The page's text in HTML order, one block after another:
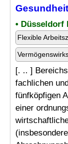
• Düsseldorf
Flexible
[. .. ]
fachlichen
fünfköpfigen
einer